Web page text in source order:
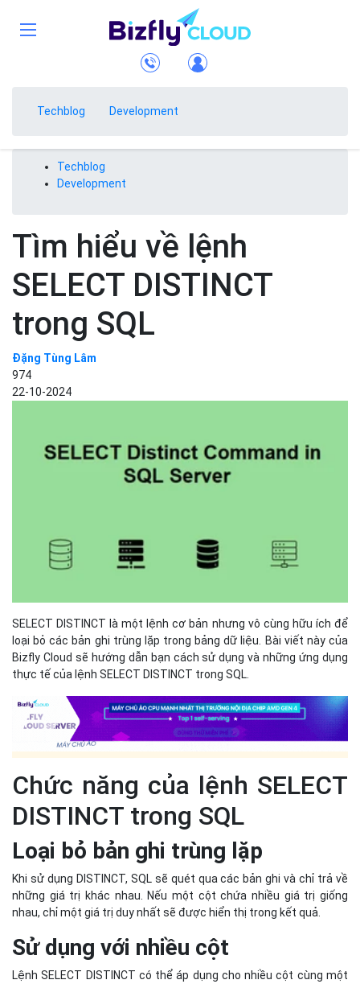
Techblog Development
Techblog
Development
Tìm hiểu về lệnh
SELECT DISTINCT
trong SQL
Đặng Tùng Lâm
974
22-10-2024
loại bỏ các bản ghi trùng lặp trong bảng dữ liệu. Bài viết này của
Bizfly Cloud sẽ hướng dẫn bạn cách sử dụng và những ứng dụng
Chức năng của lệnh SELECT
DISTINCT trong SQL
Loại bỏ bản ghi trùng lặp
Khi sử dụng DISTINCT, SQL sẽ quét qua các bản ghi và chỉ trả về
những giá trị khác nhau. Nếu một cột chứa nhiều giá trị giống
nhau, chỉ một giá trị duy nhất sẽ được hiển thị trong kết quả.
Sử dụng với nhiều cột
Lệnh SELECT DISTINCT có thể áp dụng cho nhiều cột cùng một
lúc. Khi đó, SQL sẽ trả về các kết hợp duy nhất của các giá trị
trong các cột đã chỉ định.
Cú pháp
Cú pháp cơ bản của lệnh này là:
SELECT DISTINCT column1, column2, ...
FROM table_name;
Trong đó, column1, column2, ... là các cột mà bạn muốn truy vấn